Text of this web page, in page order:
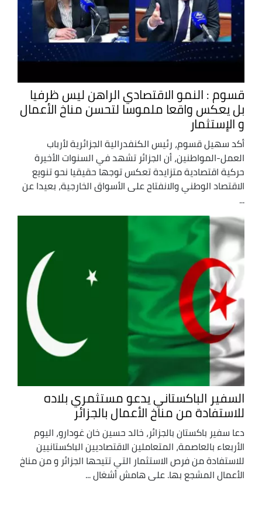
قسوم : النمو الاقتصادي الراهن ليس ظرفيا
بل يعكس واقعا ملموسا لتحسن مناخ الأعمال
و الإستثمار
أكد سهيل قسوم، رئيس الكنفدرالية الجزائرية لأرباب
العمل-المواطنين، أن الجزائر تشهد في السنوات الأخيرة
حركية اقتصادية متزايدة تعكس توجها حقيقيا نحو تنويع
الاقتصاد الوطني والانفتاح على الأسواق الخارجية، بعيدا عن
السفير الباكستاني يدعو مستثمري بلاده
للاستفادة من مناخ الأعمال بالجزائر
دعا سفير باكستان بالجزائر، خالد حسين خان غودارو، اليوم
الأربعاء بالعاصمة، المتعاملين الاقتصاديين الباكستانيين
للاستفادة من فرص الاستثمار التي تتيحها الجزائر و من مناخ
الأعمال المشجع بها. على هامش أشغال ...